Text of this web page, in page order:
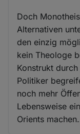
Doch
Alternativen
den einzig
kein Theologe
Konstrukt
Politiker
noch mehr
Lebensweise
Orients